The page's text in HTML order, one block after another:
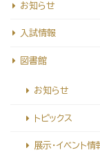
お知らせ
入試情報
図書館
お知らせ
トピックス
展示・イベント情